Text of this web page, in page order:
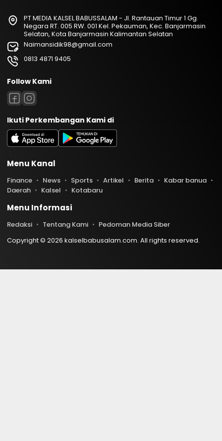
PT MEDIA KALSEL BABUSSALAM - Jl. Rantauan Timur 1 Gg.
Negara RT. 005 RW. 001 Kel. Pekauman, Kec. Banjarmasin
Selatan, Kota Banjarmasin Kalimantan Selatan
Naimansidik98@gmail.com
0813 4871 9405
Follow Kami
Ikuti Perkembangan Kami di
Menu Kanal
Finance News Sports Artikel Berita
Kabar banua
Daerah
Kalsel Kotabaru
Menu Informasi
Redaksi Tentang Kami
Pedoman Media Siber
Copyright © 2026 kalselbabusalam.com. All rights reserved.